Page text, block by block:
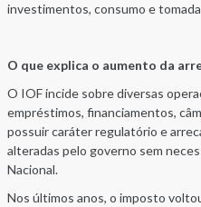
investimentos, consumo e
O que explica o aumento da
O IOF incide sobre diversas
empréstimos, financiamentos,
possuir caráter regulatório e
alteradas pelo governo sem
Nacional.
Nos últimos anos, o imposto